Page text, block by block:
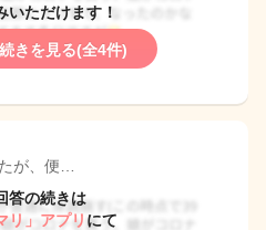
いただけます！
きを見る(全4件)
が、便…
答の続きは
リ」アプリ にて